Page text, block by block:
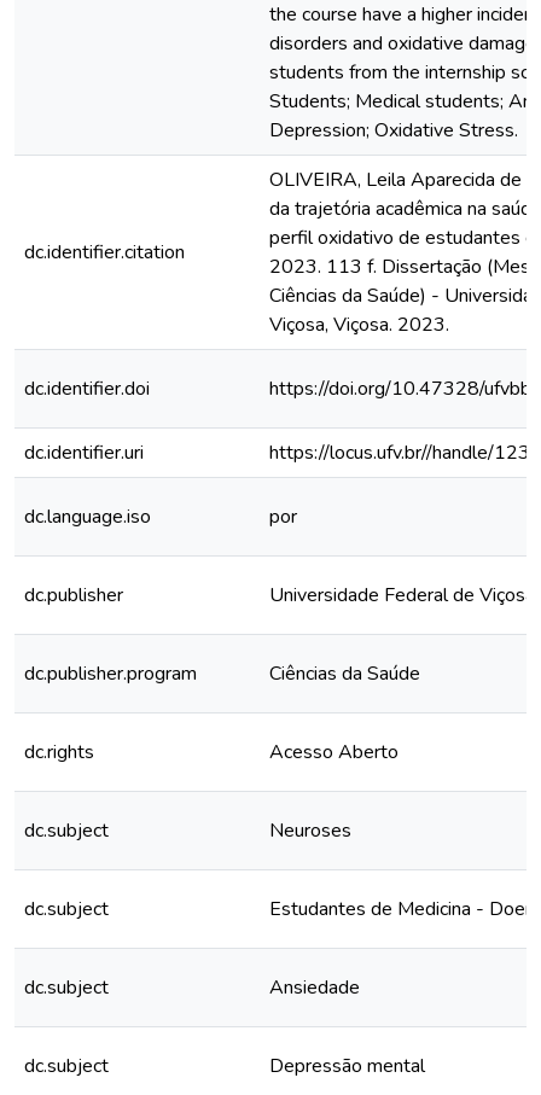
the course have a higher
disorders and oxidative
students from the internship
Students; Medical students;
Depression; Oxidative Stress.
dc.identifier.citation
OLIVEIRA, Leila Aparecida de
da trajetória acadêmica na
perfil oxidativo de estudantes
2023. 113 f. Dissertação
Ciências da Saúde) -
Viçosa, Viçosa. 2023.
dc.identifier.doi https://doi.org/10.47328/
dc.identifier.uri https://locus.ufv.br//handle/
dc.language.iso por
dc.publisher Universidade Federal de Viçosa
dc.publisher.program Ciências da Saúde
dc.rights Acesso Aberto
dc.subject Neuroses
dc.subject Estudantes de Medicina -
dc.subject Ansiedade
dc.subject Depressão mental